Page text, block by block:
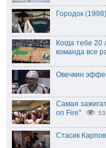
Городок
Когда тебе 20
команда все
Овечкин
Самая
on Fire"
Стасик